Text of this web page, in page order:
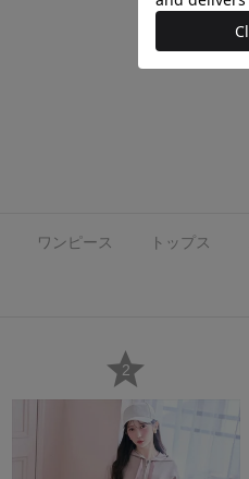
ワンピース トップス
2